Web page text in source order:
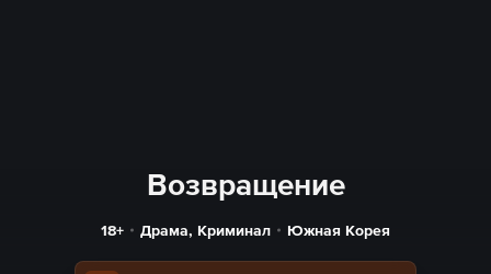
Возвращение
18+ Драма, Криминал Южная Корея